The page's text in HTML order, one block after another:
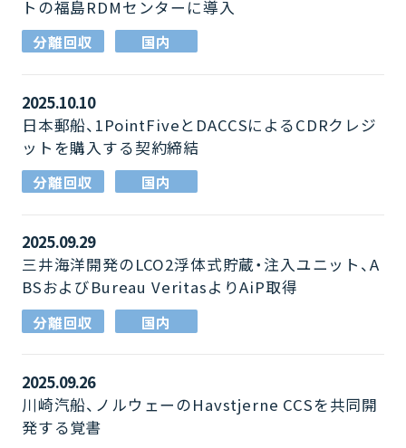
トの福島RDMセンターに導入
分離回収 国内
2025.10.10
日本郵船、1PointFiveとDACCSによるCDRクレジ
ットを購入する契約締結
分離回収 国内
2025.09.29
三井海洋開発のLCO2浮体式貯蔵・注入ユニット、A
BSおよびBureau VeritasよりAiP取得
分離回収 国内
2025.09.26
川崎汽船、ノルウェーのHavstjerne CCSを共同開
発する覚書